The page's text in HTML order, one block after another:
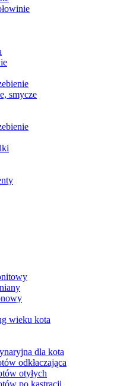
smycze
wieku kota
dla kota
odkłaczająca
otyłych
po kastracji